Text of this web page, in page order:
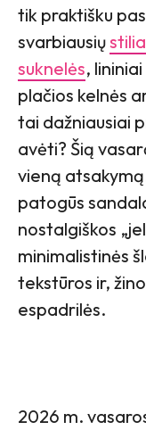
tik praktišku
svarbiausių
suknelės,
plačios kelnės
tai dažniausiai
avėti? Šią
vieną
patogūs
nostalgiškos
minimalistinės
tekstūros ir,
espadrilės.
2026 m.